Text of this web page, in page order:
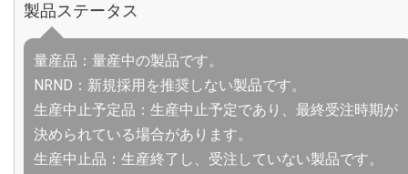
製品ステータス
量産品：量産中の製品です。
NRND：新規採用を推奨しない製品です。
生産中止予定品：生産中止予定であり、最終受注時期が
決められている場合があります。
生産中止品：生産終了し、受注していない製品です。